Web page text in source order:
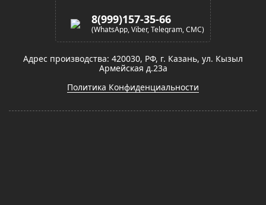
8(999)157-35-66
(WhatsApp, Viber, Telegram, СМС)
Адрес производства: 420030, РФ, г. Казань, ул. Кызыл
Армейская д.23а
Политика Конфиденциальности